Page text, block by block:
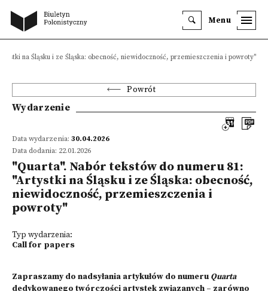
Menu
na Śląsku i ze Śląska: obecność, niewidoczność, przemieszczenia i powroty"
Powrót
Wydarzenie
Data wydarzenia: 30.04.2026
Data dodania: 22.01.2026
"Quarta". Nabór tekstów do numeru 81:
"Artystki na Śląsku i ze Śląska: obecność,
niewidoczność, przemieszczenia i
powroty"
Typ wydarzenia:
Call for papers
Zapraszamy do nadsyłania artykułów do numeru Quarta
dedykowanego twórczości artystek związanych – zarówno